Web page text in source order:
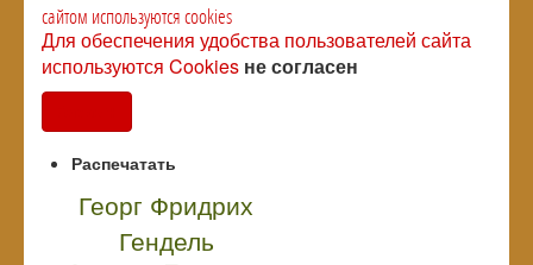
сайтом используются cookies
Для обеспечения удобства пользователей сайта
используются Cookies не согласен
Распечатать
Георг Фридрих
Гендель